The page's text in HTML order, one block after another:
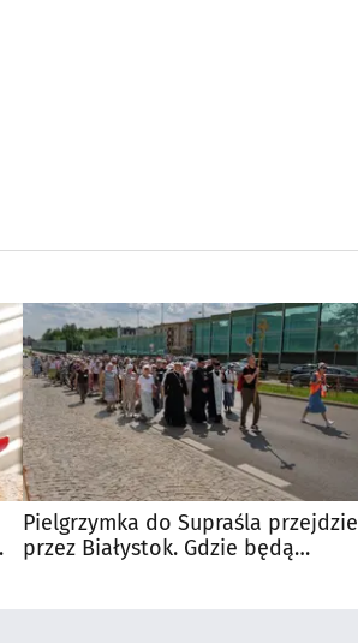
Pielgrzymka do Supraśla przejdzie
przez Białystok. Gdzie będą